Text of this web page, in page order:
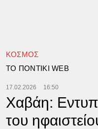
ΚΟΣΜΟΣ
TΟ ΠΟΝΤΙΚΙ WEB
17.02.2026 16:50
Χαβάη:
του